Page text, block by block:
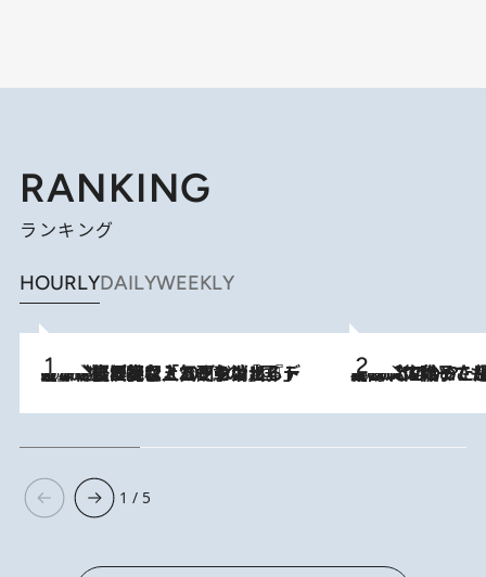
RANKING
ランキング
HOURLYDAILYWEEKLY
2026.8.5
【なぜ吉沢亮は「気配を消せる」のか？】興行収入208億の『国宝』を経て挑むミュージカル『ディア・エヴァン・ハンセン』。トップ俳優が舞台上でさらけ出した“孤独”とは 2026.8.5
【阿川佐和子さんの年とる力】なぜ70代で始めた趣味は“こんなに楽しい”のか？ ピアノ、俳句…スランプに陥っても続けられる“ある秘訣”とは
1 / 5